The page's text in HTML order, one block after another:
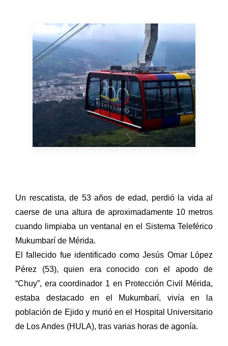
Un rescatista, de 53 años de edad, perdió la vida al
caerse de una altura de aproximadamente 10 metros
cuando limpiaba un ventanal en el Sistema Teleférico
Mukumbarí de Mérida.
El fallecido fue identificado como Jesús Omar López
Pérez (53), quien era conocido con el apodo de
“Chuy”, era coordinador 1 en Protección Civil Mérida,
estaba destacado en el Mukumbarí, vivía en la
población de Ejido y murió en el Hospital Universitario
de Los Andes (HULA), tras varias horas de agonía.